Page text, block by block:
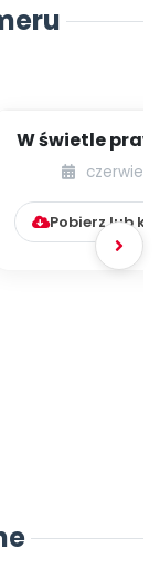
W świetle
[kącikczerwiec
Pobierz lub